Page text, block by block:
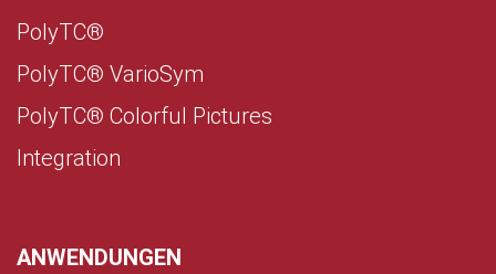
PolyTC®
PolyTC® VarioSym
PolyTC® Colorful Pictures
Integration
ANWENDUNGEN